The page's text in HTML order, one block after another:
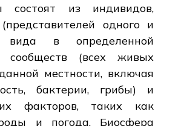
состоят из индивидов,
одного и
в определенной
сообществ (всех живых
местности, включая
бактерии, грибы) и
факторов, таких как
и погода. Биосфера